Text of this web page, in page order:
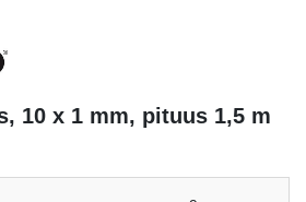
10 x 1 mm, pituus 1,5 m